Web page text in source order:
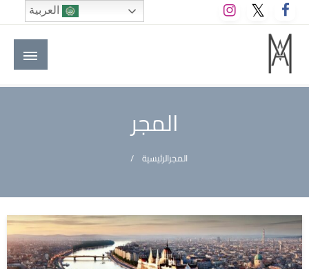
التخطي
إلى
المحتوى
M A hotels | إم ايه هوتيلز
الموقع الأول للعاملين في الفنادق في العالم العربي
المجر
الرئيسيةالمجر
العربية